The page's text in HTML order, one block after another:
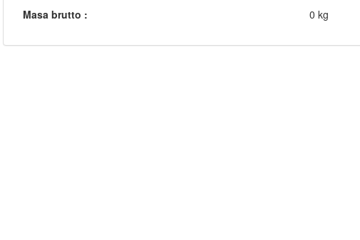
Masa brutto : 0 kg